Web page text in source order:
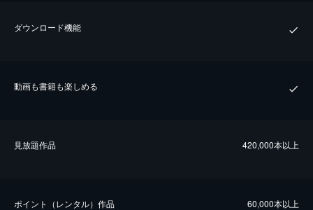
ダウンロード機能
動画も書籍も楽しめる
⾒放題作品 420,000本以上
ポイント（レンタル）作品 60,000本以上